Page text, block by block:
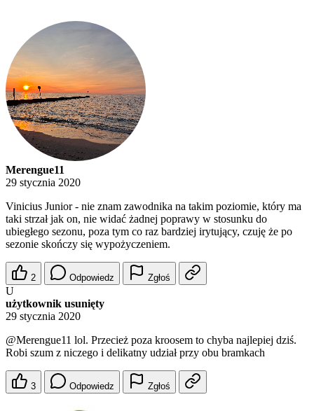
Merengue11
29 stycznia 2020
Vinicius Junior - nie znam zawodnika na takim poziomie, który ma
taki strzał jak on, nie widać żadnej poprawy w stosunku do
ubiegłego sezonu, poza tym co raz bardziej irytujący, czuję że po
sezonie skończy się wypożyczeniem.
2 Odpowiedz Zgłoś
U
użytkownik usunięty
29 stycznia 2020
@Merengue11 lol. Przecież poza kroosem to chyba najlepiej dziś.
Robi szum z niczego i delikatny udział przy obu bramkach
3 Odpowiedz Zgłoś